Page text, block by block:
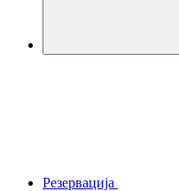
Резервација